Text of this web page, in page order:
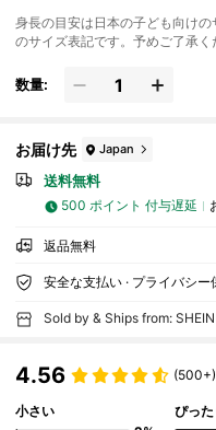
身長の目安は日本の子ども向け
のサイズ表記です。予めご了承く
数量:
お届け先 Japan
送料無料
500 ポイント 付与遅延
返品無料
安全な支払い · プライバシー
Sold by & Ships from: SHEIN
4.56 (500+)
小さい
ぴった